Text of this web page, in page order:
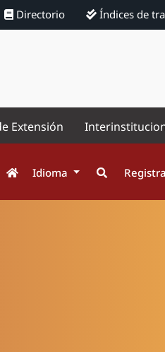
Directorio Índices de
Extensión
Idioma